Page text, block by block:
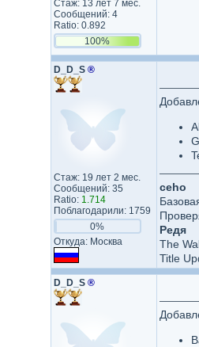
Стаж: 13 лет 7 мес.
Сообщений: 4
Ratio: 0.892
100%
D_D_S ®
Стаж: 19 лет 2 мес.
Сообщений: 35
Ratio: 1.714
Поблагодарили: 1759
0%
Откуда: Москва
ceho
Редя
The
Title
D_D_S ®